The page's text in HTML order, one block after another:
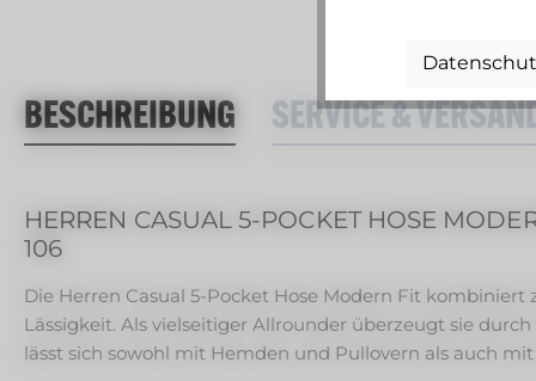
BESCHREIBUNG SERVICE &
HERREN CASUAL 5-POCKET HOSE
106
Die Herren Casual 5-Pocket Hose Modern Fit
Lässigkeit. Als vielseitiger Allrounder überzeugt sie
lässt sich sowohl mit Hemden und Pullovern als auch